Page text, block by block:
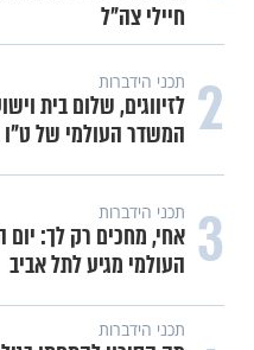
חיילי צה"ל
2 תכני הידברות
לזיווגים, שלום בית
המשדר העולמי של
3 תכני הידברות
אחי, מחכים רק לך: יום
העולמי מגיע לתל אביב
תכני הידברות